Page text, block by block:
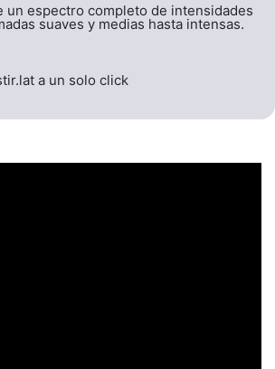
un espectro completo de intensidades
suaves y medias hasta intensas.
a un solo click